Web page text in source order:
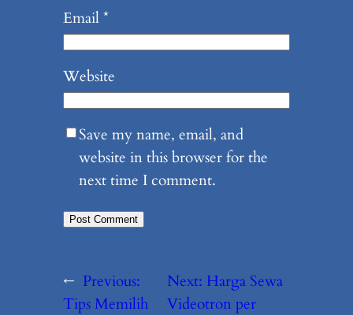
Email*
Website
Save my name, email, and
website in this browser for the
next time I comment.
← Previous:
Tips Memilih
Next: Harga Sewa
Videotron per